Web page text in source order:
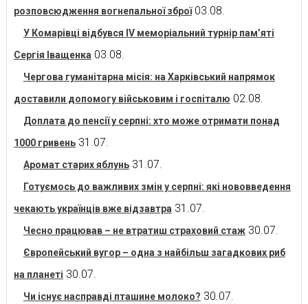
розповсюдження вогнепальної зброї 03.08.
У Комарівці відбувся IV меморіальний турнір пам’яті
Сергія Іващенка 03.08.
Чергова гуманітарна місія: на Харківський напрямок
доставили допомогу військовим і госпіталю 02.08.
Доплата до пенсії у серпні: хто може отримати понад
1000 гривень 31.07.
Аромат старих яблунь 31.07.
Готуємось до важливих змін у серпні: які нововведення
чекають українців вже відзавтра 31.07.
Чесно працював – не втратиш страховий стаж 30.07.
Європейський вугор – одна з найбільш загадкових риб
на планеті 30.07.
Чи існує насправді пташине молоко? 30.07.